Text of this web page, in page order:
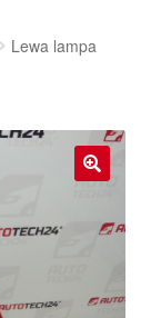
Lewa lampa